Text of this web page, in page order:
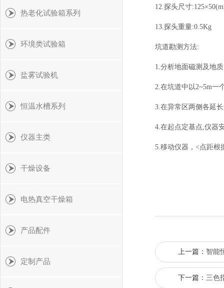
12.探头尺寸
13.探头重量:0.5Kg
坑道勘测方法:
1.分析地面磁测及地
2.在坑道中以2~5m
3.在异常区两侧各延
4.在起点定基点,仪器
5.移动仪器，<点距根
上一篇： 智能
下一篇： 三色
热老化试验箱系列
环境类试验箱
盐雾试验机
恒温水槽系列
仪器主类
干燥设备
电热真空干燥箱
产品配件
定制产品